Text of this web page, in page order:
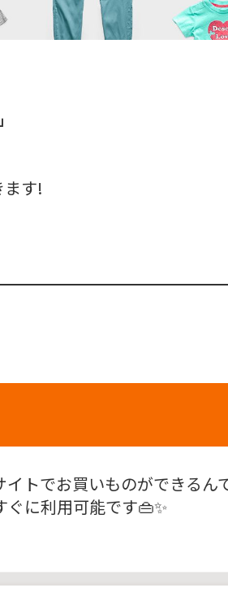
す!
イトでお買いものができるん
に利用可能です👜✨